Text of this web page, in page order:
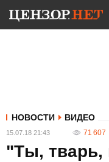
НОВОСТИ ВИДЕО
15.07.18 21:43 71 607
"Ты, тварь,